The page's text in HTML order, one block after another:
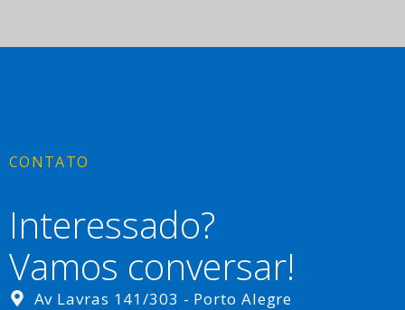
CONTATO
Interessado?
Vamos conversar!
Av Lavras 141/303 - Porto Alegre